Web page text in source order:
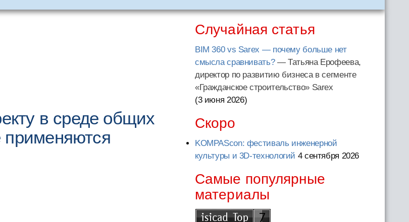
в среде общих
применяются
Случайная статья
BIM 360 vs Sarex — почему больше нет
смысла сравнивать?— Татьяна Ерофеева,
директор по развитию бизнеса в сегменте
«Гражданское строительство» Sarex
(3 июня 2026)
Скоро
KOMPAScon: фестиваль инженерной
культуры и 3D-технологий 4 сентября 2026
Самые популярные
материалы